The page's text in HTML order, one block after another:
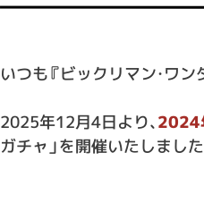
いつも『ビックリマン・ワ
2025年12月4日より、2024
ガチャ」を開催いたしました